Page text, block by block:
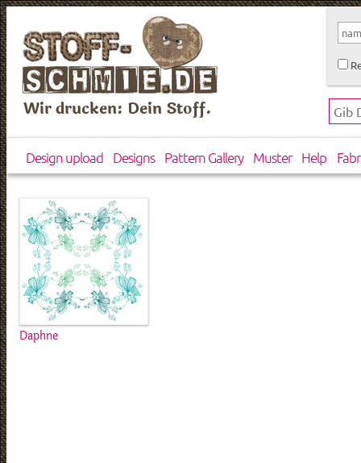
Wir drucken: Dein Stoff.
Design upload Designs Pattern Gallery Muster Help
Daphne